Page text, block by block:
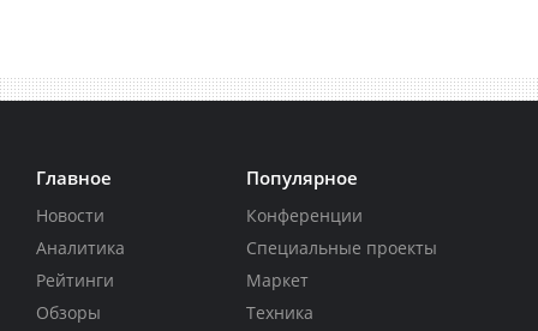
Главное
Новости
Аналитика
Рейтинги
Обзоры
Популярное
Конференции
Специальные проекты
Маркет
Техника